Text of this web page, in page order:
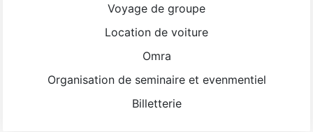
Voyage de groupe
Location de voiture
Omra
Organisation de seminaire et evenmentiel
Billetterie